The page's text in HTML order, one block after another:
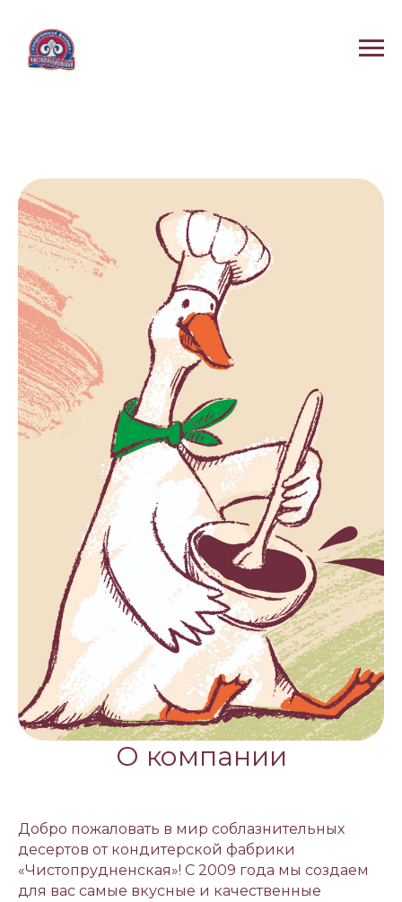
О компании
Добро пожаловать в мир соблазнительных
десертов от кондитерской фабрики
«Чистопрудненская»! С 2009 года мы создаем
для вас самые вкусные и качественные